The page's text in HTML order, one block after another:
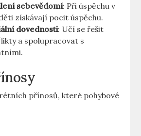
sebevědomí: Při úspěchu v
získávají pocit úspěchu.
dovednosti: Učí se řešit
a spolupracovat s
přínosů, které pohybové